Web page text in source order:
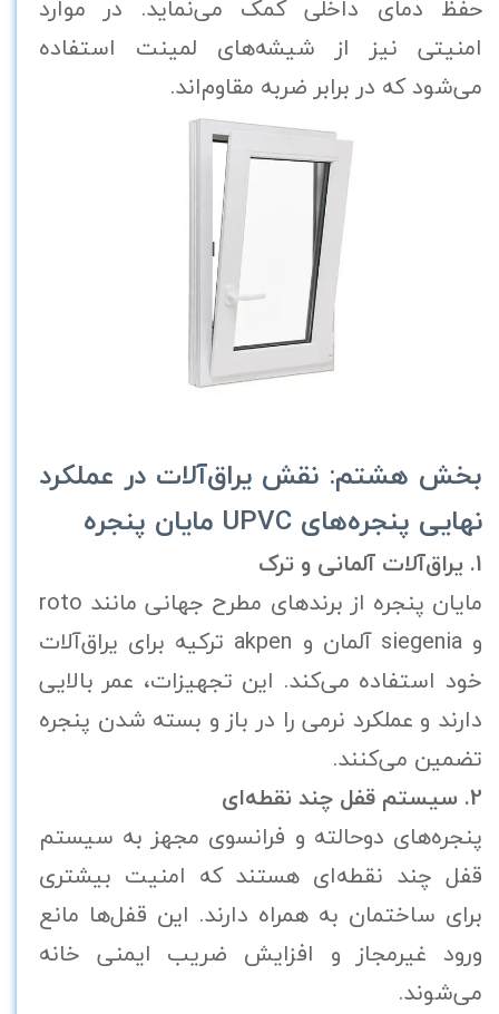
حفظ دمای داخلی کمک می‌نماید. در موارد
امنیتی نیز از شیشه‌های لمینت استفاده
می‌شود که در برابر ضربه مقاوم‌اند.
بخش هشتم: نقش یراق‌آلات در عملکرد
نهایی پنجره‌های UPVC مایان پنجره
1. یراق‌آلات آلمانی و ترک
مایان پنجره از برندهای مطرح جهانی مانند roto
و siegenia آلمان و akpen ترکیه برای یراق‌آلات
خود استفاده می‌کند. این تجهیزات، عمر بالایی
دارند و عملکرد نرمی را در باز و بسته شدن پنجره
تضمین می‌کنند.
2. سیستم قفل چند نقطه‌ای
پنجره‌های دوحالته و فرانسوی مجهز به سیستم
قفل چند نقطه‌ای هستند که امنیت بیشتری
برای ساختمان به همراه دارند. این قفل‌ها مانع
ورود غیرمجاز و افزایش ضریب ایمنی خانه
می‌شوند.